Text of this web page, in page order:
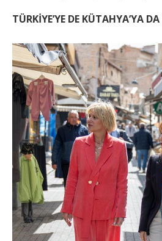
TÜRKİYE’YE DE KÜTAHYA’YA